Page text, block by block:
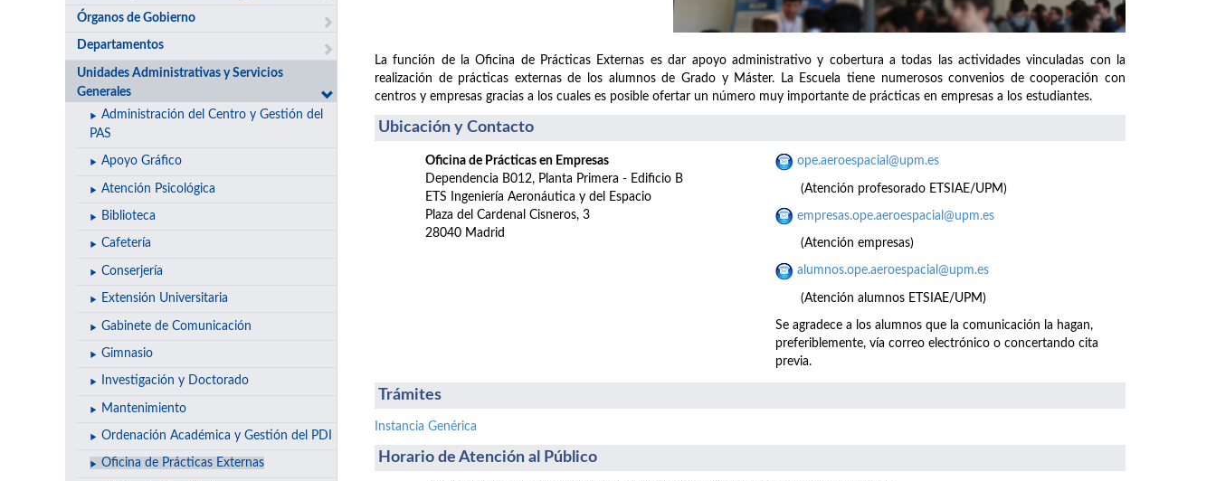
Órganos de Gobierno
Departamentos
Unidades Administrativas y Servicios
Generales
Administración del Centro y Gestión del
PAS
Apoyo Gráfico
Atención Psicológica
Biblioteca
Cafetería
Conserjería
Extensión Universitaria
Gabinete de Comunicación
Gimnasio
Investigación y Doctorado
Mantenimiento
Ordenación Académica y Gestión del PDI
Oficina de Prácticas Externas
La función de la Oficina de Prácticas Externas es dar apoyo administrativo y cobertura a todas las actividades vinculadas con la
realización de prácticas externas de los alumnos de Grado y Máster. La Escuela tiene numerosos convenios de cooperación con
centros y empresas gracias a los cuales es posible ofertar un número muy importante de prácticas en empresas a los estudiantes.
Ubicación y Contacto
Oficina de Prácticas en Empresas
Dependencia B012, Planta Primera - Edificio B
ETS Ingeniería Aeronáutica y del Espacio
Plaza del Cardenal Cisneros, 3
28040 Madrid
ope.aeroespacial@upm.es
(Atención profesorado ETSIAE/UPM)
empresas.ope.aeroespacial@upm.es
(Atención empresas)
alumnos.ope.aeroespacial@upm.es
(Atención alumnos ETSIAE/UPM)
Se agradece a los alumnos que la comunicación la hagan,
preferiblemente, vía correo electrónico o concertando cita
previa.
Trámites
Instancia Genérica
Horario de Atención al Público